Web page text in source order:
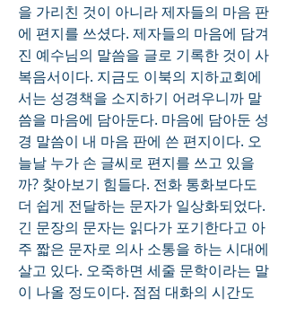
을 가리친 것이 아니라 제자들의 마음 판
에 편지를 쓰셨다. 제자들의 마음에 담겨
진 예수님의 말씀을 글로 기록한 것이 사
복음서이다. 지금도 이북의 지하교회에
서는 성경책을 소지하기 어려우니까 말
씀을 마음에 담아둔다. 마음에 담아둔 성
경 말씀이 내 마음 판에 쓴 편지이다. 오
늘날 누가 손 글씨로 편지를 쓰고 있을
까? 찾아보기 힘들다. 전화 통화보다도
더 쉽게 전달하는 문자가 일상화되었다.
긴 문장의 문자는 읽다가 포기한다고 아
주 짧은 문자로 의사 소통을 하는 시대에
살고 있다. 오죽하면 세줄 문학이라는 말
이 나올 정도이다. 점점 대화의 시간도